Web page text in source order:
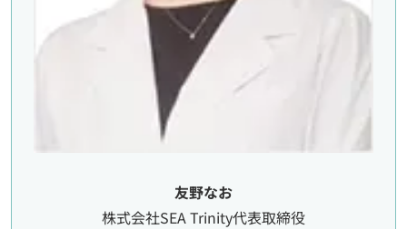
友野なお
株式会社SEA Trinity代表取締役